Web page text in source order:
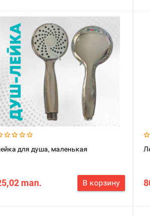
для душа, маленькая
man. В корзину